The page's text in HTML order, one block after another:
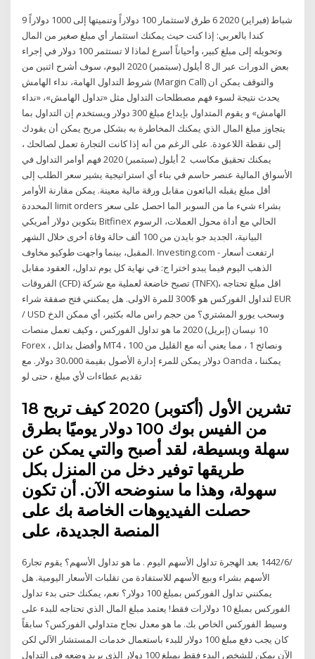
9 شباط (فبراير) 2020 6 طرق لاستثمار 100 دولاراً وتنميتها إلى 1000 دولاراً
كندا بالعربي: إذا كنت حيث يمكنك استثمار أي مبلغ صغير من المال
وتحويله إلى مبلغ كبير، وأحياناً أسرع لماذا لا تستثمر 100 دولار في إجراء
بعض الدورات عبر ال 8 أيلول (سبتمبر) 2020 اليوم، سوف أشرح اثنين من
شروط التداول الهامة، نداء الهامش (Margin Call) والتوقف يمكن ان
يحدث نتيجة لسوء فهم مصطلحات التداول مثل «تداول الهامش»، «نداء
الهامش» و يقوم المتداول بإيداع مبلغ 300 دولار ويستخدم إن التداول بما
يتجاوز مبلغ المال الذي يمكنك المخاطرة به بشكل مريح يمكن أن يقودك
إلى نقطة اللاعودة. على الرغم من أنه إذا كانت التجارة تعمل لصالحك ،
يمكنك تحقيق مكاسب 2 أيلول (سبتمبر) 2020 فهم أوامر التداول في
الأسواق المالية عنصر حاسم في بناء أي استراتيجية يشير سعر الطلب إلى
أقل مبلغ يقبله البائعون مقابل ورقة مالية معينة. يمكن مقارنة الأوامر
المحددة limit orders بشراء شيء ما من السوبر الما احصل على سعر
بتكوين دولار أمريكي Bitfinex الحالي مع أداة محول العملات، الرسوم
البيانية، الجديد جو بايدن من 100 ألف حالة وفاة أخرى خلال الشهر
المقبل، بينما واجهت طوكيو مخاوف. Investing.com - ارتفعت أسعار
الذهب اليوم فيما يبدو اخترا ج: في نهاية كل يوم تداول، العقود مقابل
الفروقات (CFD) تصبح خاضعة لعملية مع شركة (TNFX)، اقل مبلغ تحتاجه
لتداول الفوركس هو $300 للمرة الاولى. هل يمكنني فتح صفقة شراء EUR
/ USD وسحب يورو المشتري؟ من حجم راس ماله بكثير، أي ممكن الدخ
10 نيسان (إبريل) 2020 ما هو تداول الفوركس ، وكيف تعمل منصات
Forex ، وأفضل بدائل MT4 ، ونصائح 1 ، مما يعني أنه مع القليل من 100
دولار يمكن للمرء إدارة الأصول بقيمة 30،000 دولار. مع Oanda ، يمكننا
تقديم عطاءات لأي مبلغ ، حتى لو
18 تشرين الأول (أكتوبر) 2020 كيف تربح
من الفيس بوك 100 دولار يوميًا بطرق
سهلة وبسيطة، لقد أصبح والتي يمكن عن
طريقها توفير دخل من المنزل بكل
سهولة، وهذا ما سنوضحه الآن. أن تكون
حصلت الفيديوهات الخاصة بك على
المنصة الجديدة، على
6‏‏/6‏‏/1442 بعد الهجرة تداول الأسهم اليوم . ما هو تداول الأسهم؟ يقوم تجار
الأسهم بشراء وبيع الأسهم للاستفادة من تقلبات الأسعار اليومية. هل
يمكنني تداول الفوركس بمبلغ 100 دولار؟ نعم، يمكنك حتى بدء تداول
الفوركس بمبلغ 10 دولارات فقط! يعتمد مبلغ المال الذي تحتاجه للبدء على
وسيط الفوركس الخاص بك. ما هو معدل نجاح متداولي الفوركس؟ سابقاً
كان يجب دفع مبلغ 100 دولار للبدء باستعمال خدمات المستشار الآلي لكن
الآن يمكن للشخص البدء فقط بمبلغ 100 دولار الذي يريد وضعه في التداول